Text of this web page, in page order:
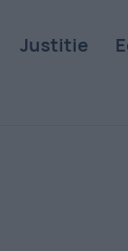
Justitie